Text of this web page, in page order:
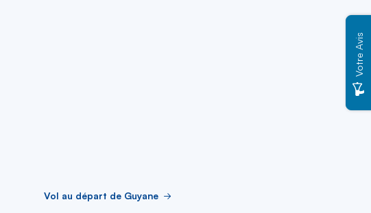
Vol au départ de Guyane
Votre Avis